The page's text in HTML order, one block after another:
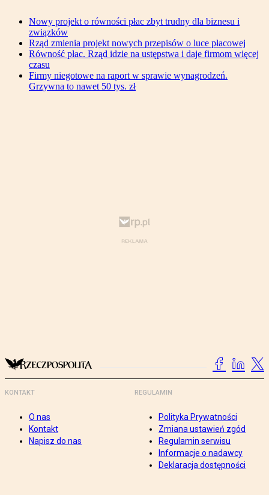
Nowy projekt o równości płac zbyt trudny dla biznesu i
związków
Rząd zmienia projekt nowych przepisów o luce płacowej
Równość płac. Rząd idzie na ustępstwa i daje firmom więcej
czasu
Firmy niegotowe na raport w sprawie wynagrodzeń.
Grzywna to nawet 50 tys. zł
KONTAKT
O nas
Kontakt
Napisz do nas
REGULAMIN
Polityka Prywatności
Zmiana ustawień zgód
Regulamin serwisu
Informacje o nadawcy
Deklaracja dostępności